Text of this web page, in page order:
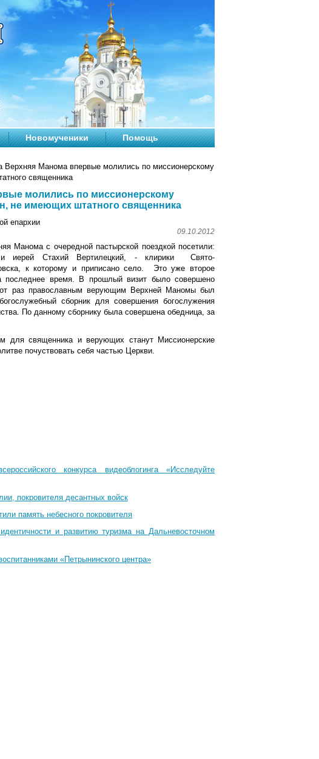
Новомученики Помощь
Верхняя Манома впервые молились по миссионерскому
священника
молились по миссионерскому
не имеющих штатного священника
епархии
09.10.2012
Манома с очередной пастырской поездкой посетили:
иерей Стахий Вертилецкий, - клирики Свято-
к которому и приписано село. Это уже второе
последнее время. В прошлый визит было совершено
раз православным верующим Верхней Маномы был
сборник для совершения богослужения
По данному сборнику была совершена обедница, за
для священника и верующих станут Миссионерские
почуствовать себя частью Церкви.
конкурса видеоблогинга «Исследуйте
покровителя десантных войск
память небесного покровителя
и развитию туризма на Дальневосточном
«Петрынинского центра»